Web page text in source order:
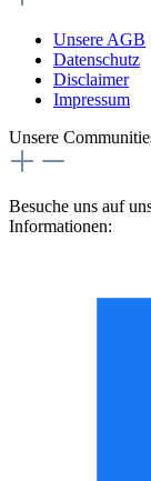
Unsere AGB
Datenschutz
Disclaimer
Impressum
Unsere
Besuche uns auf
Informationen: